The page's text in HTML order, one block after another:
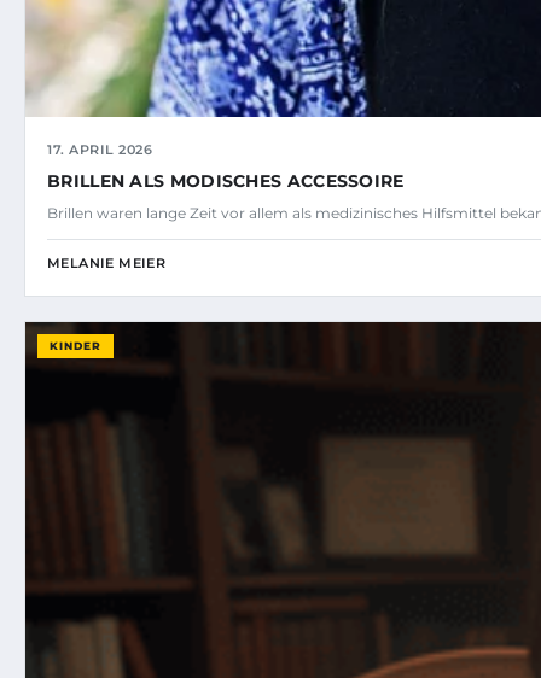
17. APRIL 2026
BRILLEN ALS MODISCHES ACCESSOIRE
Brillen waren lange Zeit vor allem als medizinisches Hilfsmittel
MELANIE MEIER
KINDER